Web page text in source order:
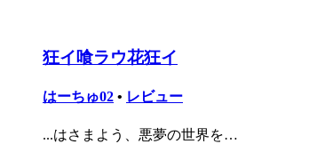
狂イ喰ラウ花狂イ
はーちゅ02 • レビュー
...はさまよう、悪夢の世界を…